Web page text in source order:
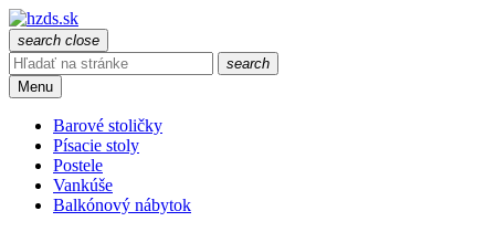
search close
search
Menu
Barové stoličky
Písacie stoly
Postele
Vankúše
Balkónový nábytok